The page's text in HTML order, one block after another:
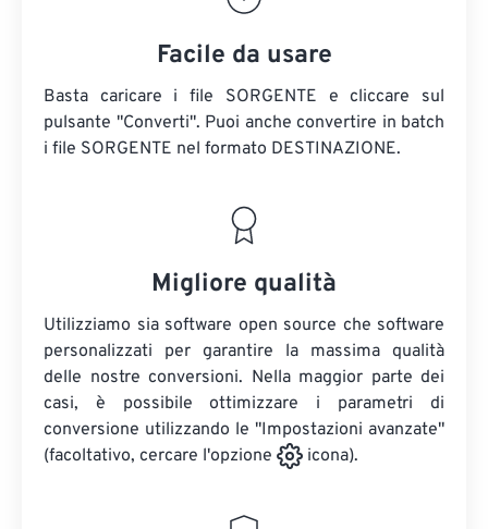
Facile da usare
Basta caricare i file SORGENTE e cliccare sul
pulsante "Converti". Puoi anche convertire in batch
i file SORGENTE nel formato DESTINAZIONE.
Migliore qualità
Utilizziamo sia software open source che software
personalizzati per garantire la massima qualità
delle nostre conversioni. Nella maggior parte dei
casi, è possibile ottimizzare i parametri di
conversione utilizzando le "Impostazioni avanzate"
(facoltativo, cercare l'opzione
icona).